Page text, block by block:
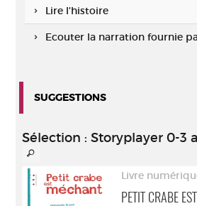
Lire l'histoire
Ecouter la narration fournie
SUGGESTIONS
Sélection : Storyplayer 0-3
Livre
PETIT CRABE